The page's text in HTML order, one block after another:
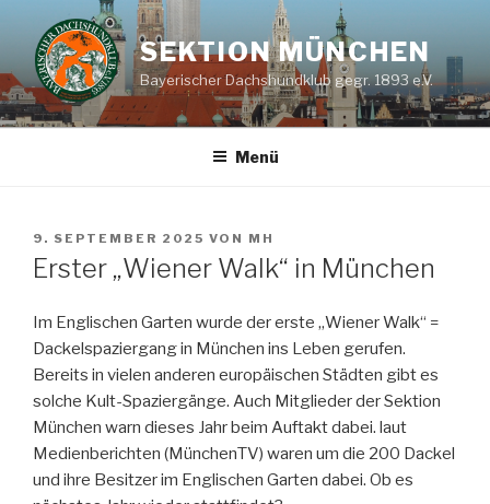
Inhalt
springen
SEKTION MÜNCHEN
Bayerischer Dachshundklub gegr. 1893 e.V.
Menü
VERÖFFENTLICHT
AM
9. SEPTEMBER 2025 VON MH
Erster „Wiener Walk“ in München
Im Englischen Garten wurde der erste „Wiener Walk“ =
Dackelspaziergang in München ins Leben gerufen.
Bereits in vielen anderen europäischen Städten gibt es
solche Kult-Spaziergänge. Auch Mitglieder der Sektion
München warn dieses Jahr beim Auftakt dabei. laut
Medienberichten (MünchenTV) waren um die 200 Dackel
und ihre Besitzer im Englischen Garten dabei. Ob es